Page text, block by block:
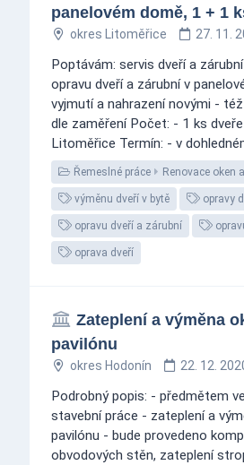
panelovém domě, 1 + 1
okres Litoměřice 27. 11.
Poptávám: servis dveří a
opravu dveří a zárubní v
vyjmutí a nahrazení novými -
dle zaměření Počet: - 1 ks
Litoměřice Termín: - v
Řemeslné práce Renovace oken
výměnu dveří v bytě opravy
opravu dveří a zárubní
oprava dveří
Zateplení a výměna
pavilónu
okres Hodonín 22. 12.
Podrobný popis: - předmětem
stavební práce - zateplení a
pavilónu - bude provedeno
obvodových stěn, zateplení